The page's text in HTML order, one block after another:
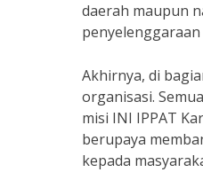
daerah maupun
Akhirnya, di
organisasi.
misi INI IPPAT
berupaya
kepada